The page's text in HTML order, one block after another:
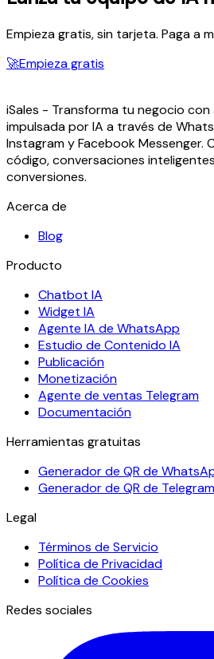
Empieza gratis, sin tarjeta. Paga a
🚀Empieza gratis
iSales - Transforma tu negocio
impulsada por IA a través de
Instagram y Facebook Messenger.
código, conversaciones
conversiones.
Acerca de
Blog
Producto
Chatbot IA
Widget IA
Agente IA de WhatsApp
Estudio de Contenido IA
Publicación
Monetización
Agente de ventas Telegram
Documentación
Herramientas gratuitas
Generador de QR de
Generador de QR de Telegram
Legal
Términos de Servicio
Política de Privacidad
Política de Cookies
Redes sociales